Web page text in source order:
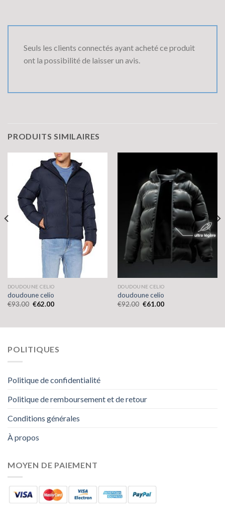
Seuls les clients connectés ayant acheté ce produit
ont la possibilité de laisser un avis.
PRODUITS SIMILAIRES
DOUDOUNE CELIO
doudoune celio
€93.00 €62.00
DOUDOUNE CELIO
doudoune celio
€92.00 €61.00
POLITIQUES
Politique de confidentialité
Politique de remboursement et de retour
Conditions générales
À propos
MOYEN DE PAIEMENT